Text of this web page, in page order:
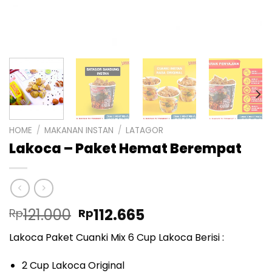
HOME / MAKANAN INSTAN / LATAGOR
Lakoca – Paket Hemat Berempat
Rp121.000 Original
price
was:
Rp121.000.
Rp112.665Current
price
is:
Lakoca Paket Cuanki Mix 6 Cup Lakoca Berisi :
2 Cup Lakoca Original